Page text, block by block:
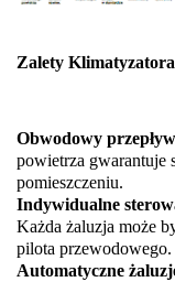
Zalety
Obwodowy
powietrza gwarantuje
pomieszczeniu.
Indywidualne
Każda żaluzja może
pilota przewodowego.
Automatyczne